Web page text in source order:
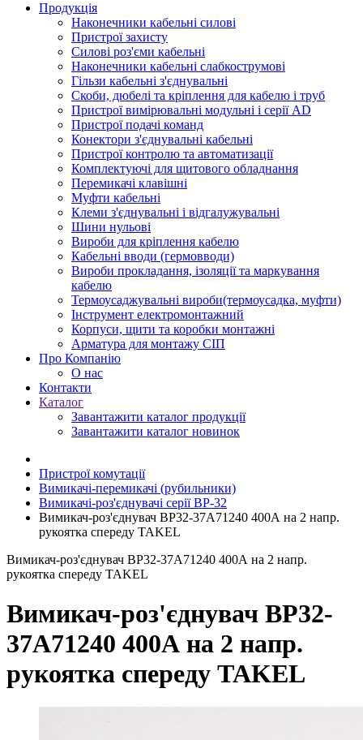
Продукція
Наконечники кабельні силові
Пристрої захисту
Силові роз'єми кабельні
Наконечники кабельні слабкострумові
Гільзи кабельні з'єднувальні
Скоби, дюбелі та кріплення для кабелю і труб
Пристрої вимірювальні модульні і серії AD
Пристрої подачі команд
Конектори з'єднувальні кабельні
Пристрої контролю та автоматизації
Комплектуючі для щитового обладнання
Перемикачі клавішні
Муфти кабельні
Клеми з'єднувальні і відгалужувальні
Шини нульові
Вироби для кріплення кабелю
Кабельні вводи (гермовводи)
Вироби прокладання, iзоляції та маркування
кабелю
Термоусаджувальні вироби(термоусадка, муфти)
Інструмент електромонтажний
Корпуси, щити та коробки монтажні
Арматура для монтажу СІП
Про Компанію
О нас
Контакти
Каталог
Завантажити каталог продукції
Завантажити каталог новинок
Пристрої комутації
Вимикачі-перемикачі (рубильники)
Вимикачі-роз'єднувачі серії ВР-32
Вимикач-роз'єднувач ВР32-37A71240 400А на 2 напр.
рукоятка спереду TAKEL
Вимикач-роз'єднувач ВР32-37A71240 400А на 2 напр.
рукоятка спереду TAKEL
Вимикач-роз'єднувач ВР32-
37A71240 400А на 2 напр.
рукоятка спереду TAKEL